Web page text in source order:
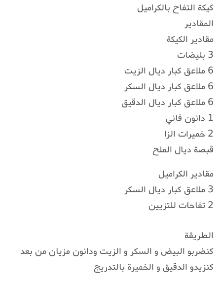
كيكة التفاح بالكراميل
المقادير
مقادير الكيكة
3 بليضات
6 ملاعق كبار ديال الزيت
6 ملاعق كبار ديال السكر
6 ملاعق كبار ديال الدقيق
1 دانون فاني
2 خميرات الزا
قبصة ديال الملح
مقادير الكراميل
3 ملاعق كبار ديال السكر
2 تفاحات للتزيين
الطريقة
كنضربو البيض و السكر و الزيت ودانون مزيان من بعد
كنزيدو الدقيق و الخميرة بالتدريج